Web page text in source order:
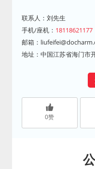
联系人：刘先生
手机/座机： 18118621177
邮箱：
地址：中国江苏省海门市
0赞